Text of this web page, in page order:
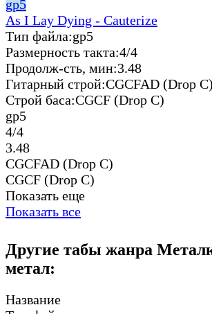
gp5
As I Lay Dying - Cauterize
Тип файла:gp5
Размерность такта:4/4
Продолж-сть, мин:3.48
Гитарный строй:CGCFAD (Drop C)
Строй баса:CGCF (Drop C)
gp5
4/4
3.48
CGCFAD (Drop C)
CGCF (Drop C)
Показать еще
Показать все
Другие табы жанра
метал:
Название